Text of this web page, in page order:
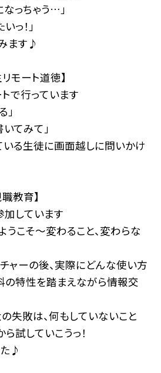
なっちゃう…」
っ！」
ます♪
モート道徳】
で行っています
」
てみて」
る生徒に画面越しに問いかけ
教育】
しています
うこそ〜変わること、変わらな
ャーの後、実際にどんな使い方
の特性を踏まえながら情報交
失敗は、何もしていないこと
試していこうっ！
♪